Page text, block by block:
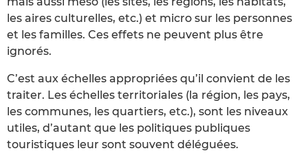
les aires culturelles, etc.) et micro sur les personnes
et les familles. Ces effets ne peuvent plus être
ignorés.
C’est aux échelles appropriées qu’il convient de les
traiter. Les échelles territoriales (la région, les pays,
les communes, les quartiers, etc.), sont les niveaux
utiles, d’autant que les politiques publiques
touristiques leur sont souvent déléguées.